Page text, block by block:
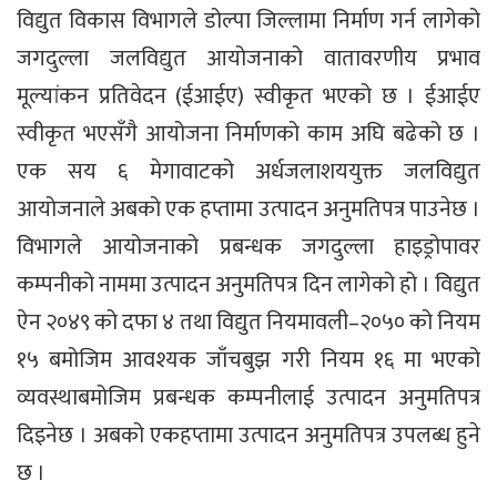
विद्युत विकास विभागले डोल्पा जिल्लामा निर्माण गर्न लागेको
जगदुल्ला जलविद्युत आयोजनाको वातावरणीय प्रभाव
मूल्यांकन प्रतिवेदन (ईआईए) स्वीकृत भएको छ । ईआईए
स्वीकृत भएसँगै आयोजना निर्माणको काम अघि बढेको छ ।
एक सय ६ मेगावाटको अर्धजलाशययुक्त जलविद्युत
आयोजनाले अबको एक हप्तामा उत्पादन अनुमतिपत्र पाउनेछ ।
विभागले आयोजनाको प्रबन्धक जगदुल्ला हाइड्रोपावर
कम्पनीको नाममा उत्पादन अनुमतिपत्र दिन लागेको हो । विद्युत
ऐन २०४९ को दफा ४ तथा विद्युत नियमावली–२०५० को नियम
१५ बमोजिम आवश्यक जाँचबुझ गरी नियम १६ मा भएको
व्यवस्थाबमोजिम प्रबन्धक कम्पनीलाई उत्पादन अनुमतिपत्र
दिइनेछ । अबको एकहप्तामा उत्पादन अनुमतिपत्र उपलब्ध हुने
छ ।